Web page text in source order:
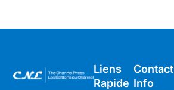
Liens
Rapide
Contact
Info